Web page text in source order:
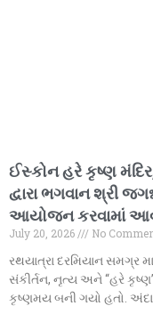
ઈસ્કોન હરે કૃષ્ણ
દ્વારા ભગવાન શ્રી
આયોજન કરવામાં
July 20, 2026
No
રથયાત્રા દરમિયાન સમગ્ર
સંકીર્તન, નૃત્ય અને “હરે
કૃષ્ણમય બની ગયો હતો.